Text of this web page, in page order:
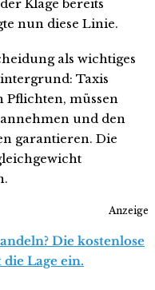
Klage bereits
nun diese Linie.
als wichtiges
Taxis
müssen
und den
garantieren. Die
Anzeige
Die kostenlose
Lage ein.